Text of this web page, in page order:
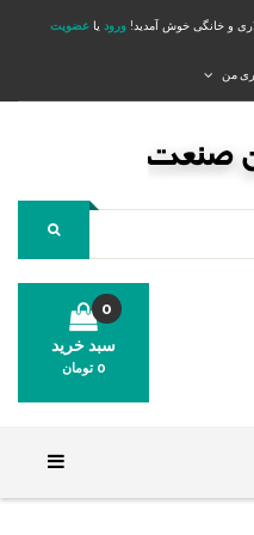
و خانگی خوش آمدید! ورود یا عضویت
من
سبد خرید
0
0 تومان